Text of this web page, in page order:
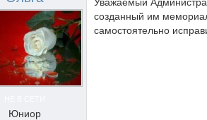
Юниор
созданный им
самостоятельно